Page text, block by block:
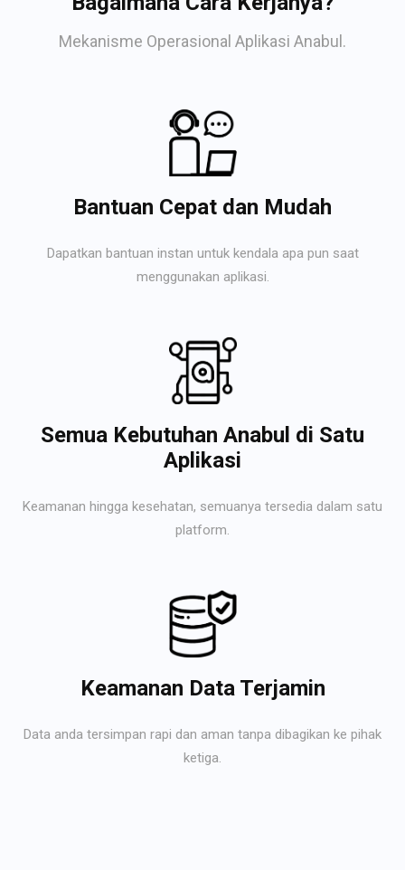
Mekanisme Operasional Aplikasi Anabul.
Bantuan Cepat dan Mudah
Dapatkan bantuan instan untuk kendala apa pun saat
menggunakan aplikasi.
Semua Kebutuhan Anabul di Satu
Aplikasi
Keamanan hingga kesehatan, semuanya tersedia dalam satu
platform.
Keamanan Data Terjamin
Data anda tersimpan rapi dan aman tanpa dibagikan ke pihak
ketiga.